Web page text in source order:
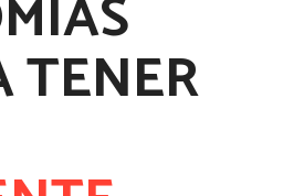
TENER